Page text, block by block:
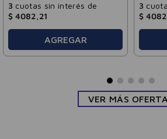
3 cuotas sin interés de
$ 4082 21
AGREGAR
3
$ 4082
VER MÁS